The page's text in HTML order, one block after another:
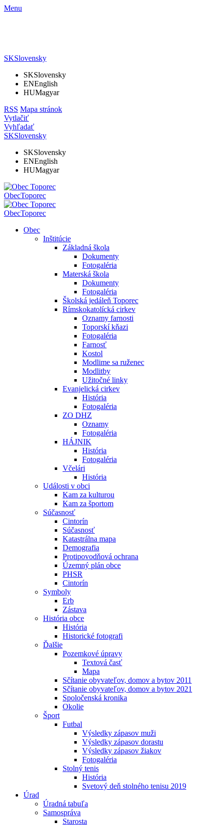
Menu
SKSlovensky
SKSlovensky
ENEnglish
HUMagyar
RSS Mapa stránok
Vytlačiť
Vyhľadať
SKSlovensky
SKSlovensky
ENEnglish
HUMagyar
ObecToporec
ObecToporec
Obec
Inštitúcie
Základná škola
Dokumenty
Fotogaléria
Materská škola
Dokumenty
Fotogaléria
Školská jedáleň Toporec
Rímskokatolícká cirkev
Oznamy farnosti
Toporskí kňazi
Fotogaléria
Farnosť
Kostol
Modlime sa ruženec
Modlitby
Užitočné linky
Evanjelická cirkev
História
Fotogaléria
ZO DHZ
Oznamy
Fotogaléria
HÁJNIK
História
Fotogaléria
Včelári
História
Události v obci
Kam za kulturou
Kam za športom
Súčasnosť
Cintorín
Súčasnosť
Katastrálna mapa
Demografia
Protipovodňová ochrana
Územný plán obce
PHSR
Cintorín
Symboly
Erb
Zástava
História obce
História
Historické fotografi
Ďalšie
Pozemkové úpravy
Textová časť
Mapa
Sčítanie obyvateľov, domov a bytov 2011
Sčítanie obyvateľov, domov a bytov 2021
Spoločenská kronika
Okolie
Šport
Futbal
Výsledky zápasov muži
Výsledky zápasov dorastu
Výsledky zápasov žiakov
Fotogaléria
Stolný tenis
História
Svetový deň stolného tenisu 2019
Úrad
Úradná tabuľa
Samospráva
Starosta